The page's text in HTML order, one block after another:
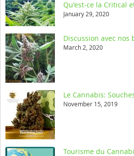
January 29, 2020
March 2, 2020
Le Cannabis:
November 15, 2019